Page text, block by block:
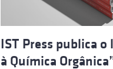
IST Press publica
à Química